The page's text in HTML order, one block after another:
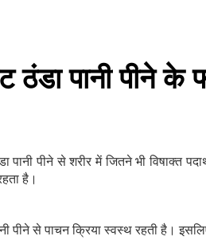
ठंडा पानी पीने के
पानी पीने से शरीर में जितने भी विषाक्त
है।
पीने से पाचन क्रिया स्वस्थ रहती है।